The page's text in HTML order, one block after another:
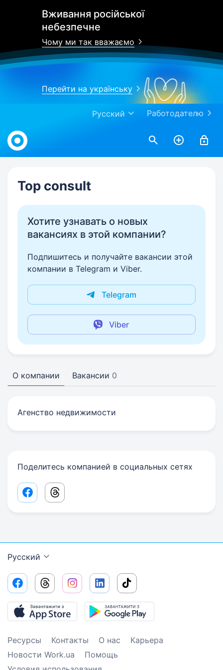
Вживання російської
небезпечне
Чому ми так вважаємо
Перейти на українську
Работодателю
Русский
Work.ua
Top consult
Хотите узнавать о новых
вакансиях в этой компании?
Подпишитесь и получайте вакансии этой
компании в Telegram и Viber.
Telegram
Viber
О компании Вакансии 0
Агенство недвижимости
Поделитесь компанией в социальных сетях
Facebook share link
Threads share link
Русский
Ресурсы Контакты О нас
Карьера
Новости Work.ua
Помощь